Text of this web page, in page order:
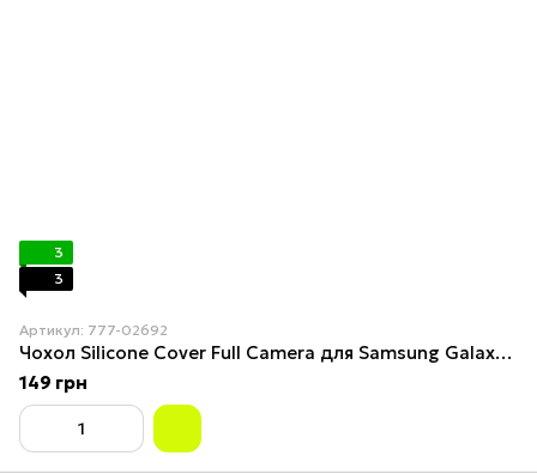
3
3
Артикул: 777-02692
Чохол Silicone Cover Full Camera для Samsung Galaxy A05s (A057) Pink Sand
149 грн